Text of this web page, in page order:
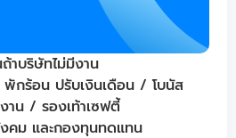
าบริษัทไม่มีงาน
พักร้อน ปรับเงินเดือน / โบนัส
าน / รองเท้าเซฟตี้
คม และกองทุนทดแทน